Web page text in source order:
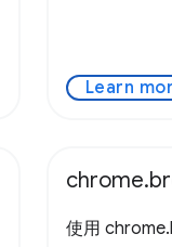
Learn
使用